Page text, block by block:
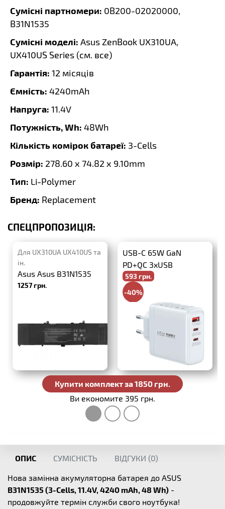
Сумісні партномери: 0B200-02020000,
B31N1535
Сумісні моделі: Asus ZenBook UX310UA,
UX410US Series (см. все)
Гарантія: 12 місяців
Ємність: 4240mAh
Напруга: 11.4V
Потужність, Wh: 48Wh
Кількість комірок батареї: 3-Cells
Розмір: 278.60 x 74.82 x 9.10mm
Тип: Li-Polymer
Бренд: Replacement
СПЕЦПРОПОЗИЦІЯ:
Для UX310UA UX410US та
ін.
Asus Asus B31N1535
1257 грн.
USB-C 65W GaN
PD+QC 3xUSB
593 грн.
-40%
988 грн.
Купити комплект за 1850 грн.
Ви економите 395 грн.
ОПИС СУМІСНІСТЬ ВІДГУКИ (0)
Нова замінна акумуляторна батарея до ASUS
B31N1535 (3-Cells, 11.4V, 4240 mAh, 48 Wh) -
продовжуйте термін служби свого ноутбука!